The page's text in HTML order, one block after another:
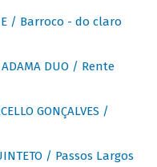
/ Barroco - do claro
ADAMA DUO / Rente
GONÇALVES /
/ Passos Largos